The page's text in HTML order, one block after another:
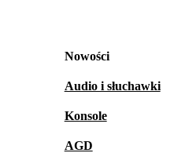
Nowości
Audio i słuchawki
Konsole
AGD